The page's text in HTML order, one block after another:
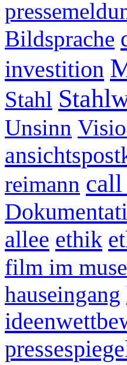
Bildsprache
investition
Stahl
Unsinn
reimann call
allee ethik
film im
hauseingang